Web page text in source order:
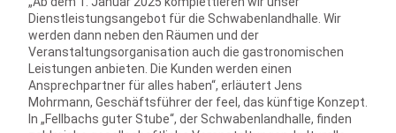
Dienstleistungsangebot für die Schwabenlandhalle. Wir
werden dann neben den Räumen und der
Veranstaltungsorganisation auch die gastronomischen
Leistungen anbieten. Die Kunden werden einen
Ansprechpartner für alles haben“, erläutert Jens
Mohrmann, Geschäftsführer der feel, das künftige Konzept.
In „Fellbachs guter Stube“, der Schwabenlandhalle, finden